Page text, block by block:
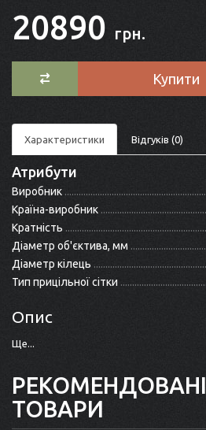
20890 грн.
Купити
Характеристики Відгуків (0)
Атрибути
Виробник
Країна-виробник
Кратність
Діаметр об'єктива, мм
Діаметр кілець
Тип прицільної сітки
Опис
Ще...
РЕКОМЕНДОВАНІ
ТОВАРИ